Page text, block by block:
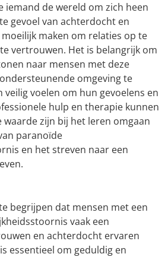
iemand de wereld om zich heen
gevoel van achterdocht en
maken om relaties op te
vertrouwen. Het is belangrijk om
naar mensen met deze
omgeving te
veilig voelen om hun gevoelens en
hulp en therapie kunnen
zijn bij het leren omgaan
paranoïde
en het streven naar een
begrijpen dat mensen met een
vaak een
en achterdocht ervaren
essentieel om geduldig en